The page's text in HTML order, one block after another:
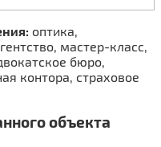
оптика,
мастер-класс,
бюро,
контора, страховое
объекта